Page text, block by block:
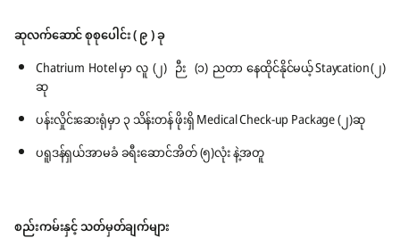
ဆုလက်ဆောင်စုစုပေါင်း ( ၉ ) ခု
Chatrium Hotel မှာ လူ (၂) ဉီး (၁) ညတာ နေထိုင်နိုင်မယ့် Staycation (၂)
ဆု
ပန်းလှိုင်းဆေးရုံမှာ ၃ သိန်းတန် ဖိုးရှိ Medical Check-up Package (၂)ဆု
ပရူဒန်ရှယ်အာမခံ ခရီးဆောင်အိတ် (၅)လုံး နဲ့အတူ
စည်းကမ်းနှင့် သတ်မှတ်ချက်များ